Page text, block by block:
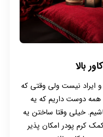
بالا
نیست ولی وقتی که
دوست داریم که یه
خیلی وقتا ساختن یه
کرم پودر امکان پذیر